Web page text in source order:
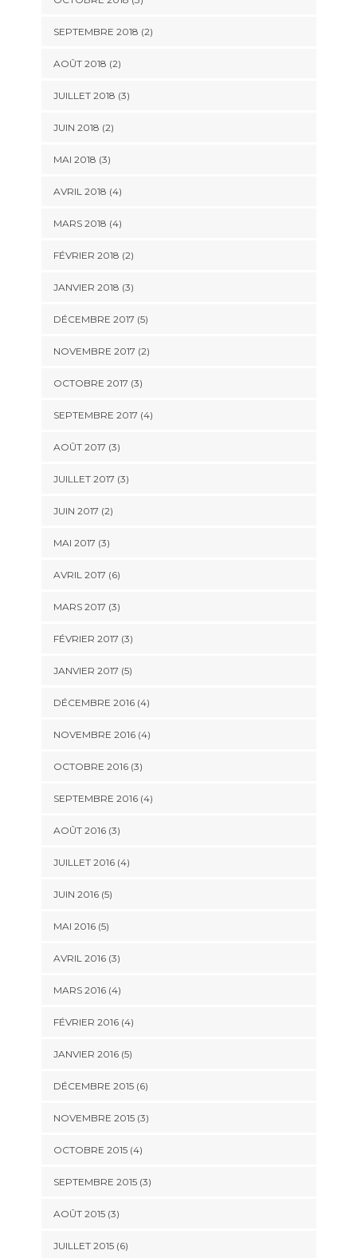
SEPTEMBRE 2018 (2)
AOÛT 2018 (2)
JUILLET 2018 (3)
JUIN 2018 (2)
MAI 2018 (3)
AVRIL 2018 (4)
MARS 2018 (4)
FÉVRIER 2018 (2)
JANVIER 2018 (3)
DÉCEMBRE 2017 (5)
NOVEMBRE 2017 (2)
OCTOBRE 2017 (3)
SEPTEMBRE 2017 (4)
AOÛT 2017 (3)
JUILLET 2017 (3)
JUIN 2017 (2)
MAI 2017 (3)
AVRIL 2017 (6)
MARS 2017 (3)
FÉVRIER 2017 (3)
JANVIER 2017 (5)
DÉCEMBRE 2016(4)
NOVEMBRE 2016(4)
OCTOBRE 2016(3)
SEPTEMBRE 2016(4)
AOÛT 2016(3)
JUILLET 2016(4)
JUIN 2016(5)
MAI 2016(5)
AVRIL 2016(3)
MARS 2016(4)
FÉVRIER 2016(4)
JANVIER 2016(5)
DÉCEMBRE 2015(6)
NOVEMBRE 2015(3)
OCTOBRE 2015(4)
SEPTEMBRE 2015(3)
AOÛT 2015(3)
JUILLET 2015(6)